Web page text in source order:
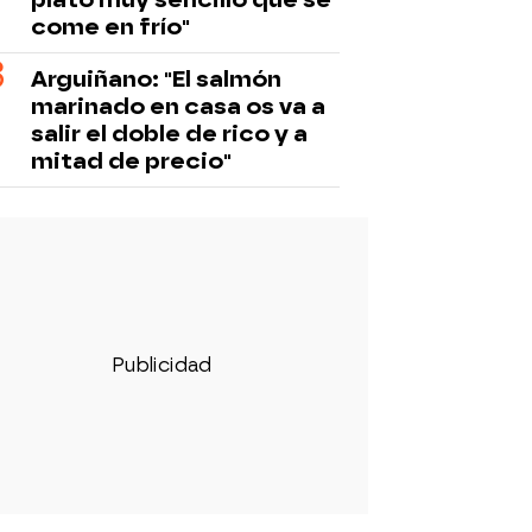
come en frío"
Arguiñano: "El salmón
marinado en casa os va a
salir el doble de rico y a
mitad de precio"